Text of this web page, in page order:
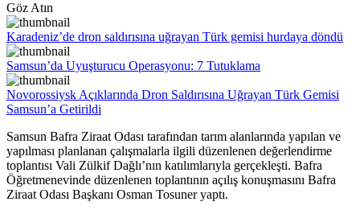
Göz Atın
Karadeniz’de dron saldırısına uğrayan Türk gemisi hurdaya döndü
Samsun’da Uyuşturucu Operasyonu: 7 Tutuklama
Novorossiysk Açıklarında Dron Saldırısına Uğrayan Türk Gemisi
Samsun’a Getirildi
Samsun Bafra Ziraat Odası tarafından tarım alanlarında yapılan ve
yapılması planlanan çalışmalarla ilgili düzenlenen değerlendirme
toplantısı Vali Zülkif Dağlı’nın katılımlarıyla gerçekleşti. Bafra
Öğretmenevinde düzenlenen toplantının açılış konuşmasını Bafra
Ziraat Odası Başkanı Osman Tosuner yaptı.